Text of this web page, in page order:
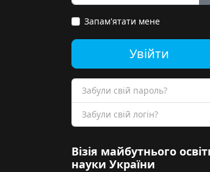
Запам'ятати мене
Увійти
Забули свій пароль?
Забули свій логін?
Візія майбутнього
науки України